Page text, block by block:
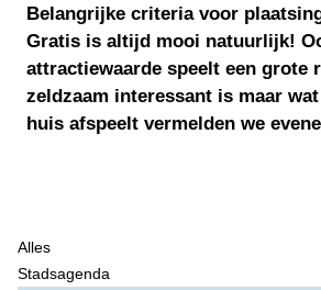
Belangrijke criteria voor
Gratis is altijd mooi natuurlijk!
attractiewaarde speelt een grote
zeldzaam interessant is maar
huis afspeelt vermelden we
Alles
Stadsagenda